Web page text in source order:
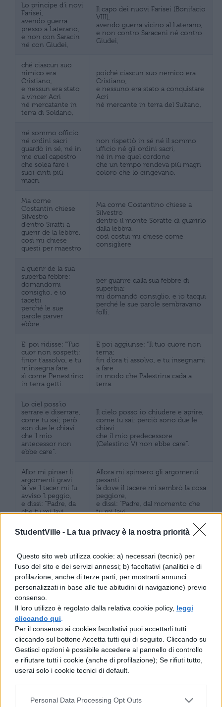
StudentVille - La tua privacy è la nostra priorità
Questo sito web utilizza cookie: a) necessari (tecnici) per
l'uso del sito e dei servizi annessi; b) facoltativi (analitici e di
profilazione, anche di terze parti, per mostrarti annunci
personalizzati in base alle tue abitudini di navigazione) previo
consenso.
Il loro utilizzo è regolato dalla relativa cookie policy, leggi
cliccando qui
Per il consenso ai cookies facoltativi puoi accettarli tutti
cliccando sul bottone Accetta tutti qui di seguito. Cliccando su
Gestisci opzioni è possibile accedere al pannello di controllo
e rifiutare tutti i cookie (anche di profilazione); Se rifiuti tutto,
userai solo i cookie tecnici di default.
Personal Data Processing Opt Outs
Lo principe d’i novi
Farisei,
avendo guerra
presso a Laterano,
e non con Saracin
né con Giudei,
Il capo dei nuovi Farisei (Bonifacio
VIII),
avendo guerra vicino al Laterano,
e non contro Saraceni né contro
Giudei,
ché ciascun suo
nimico era
Cristiano,
e nessun era stato
a vincer Acri
né mercatante in
terra di Soldano,
poiché ciascun suo nemico era
Cristiano,
e nessuno era stato a conquistare
Acri
né mercante in terra del Sultano,
né sommo officio
né ordini sacri
guardò in sé, né in
me quel capestro
che solea fare i
suoi cinti più
macri.
non rispettò in sé né il sommo
ufficio né gli ordini sacri,
né in me quel cordone
che un tempo rendeva più magri
coloro che lo cingevano.
Ma come
Costantin chiese
Silvestro
d’entro Siratti a
guerir de la lebbre,
così mi chiese
questi per maestro
Ma come Costantino chiese a
Silvestro
dentro il monte Soratte di guarirlo
dalla lebbra,
così costui mi chiese come
consigliere
a guerir de la sua
superba febbre;
domandomi
consiglio, e io
tacetti
perché le sue
parole parver
ebbre.
per guarire dalla sua febbre di
superbia;
mi domandò consiglio, e io tacqui
perché le sue parole sembravano
folli.
E’ poi ridisse: “Tuo
cuor non sospetti;
finor t’assolvo, e tu
m’insegna fare
sì come Penestrino
in terra getti.
E poi aggiunse: “Il tuo cuore non
tema;
fin d’ora ti assolvo, e tu insegnami
a fare
in modo che Palestrina cada a
terra.
Lo ciel poss’io
serrare e diserrare,
come tu sai; però
son due le chiavi
che ‘l mio
antecessor non
ebbe care”.
Il cielo posso io chiudere e aprire,
come tu sai; perciò sono due le
chiavi
che il mio predecessore
(Celestino V) non ebbe care”.
Allor mi pinser li
argomenti gravi
là ‘ve ‘l tacer mi fu
avviso ‘l peggio,
e dissi: “Padre, da
che tu mi lavi
Allora mi spinsero gli argomenti
pesanti
là dove il tacere mi sembrò la cosa
peggiore,
e dissi: “Padre, dal momento che
tu mi lavi
di quel peccato
lunga promessa
con l’attender
corto
ti farà trïunfar ne
l’alto seggio”.
una lunga promessa con un
adempimento limitato
ti farà trionfare nell’alto seggio”.
Francesco venne
poi, com’io fu’
morto,
per me; ma un d’i
neri cherubini
li disse: “Non
portar; non mi far
torto.
a prendermi; ma uno dei
cherubini neri
gli disse: “Non portarlo via; non
Venir se ne dee giù
perché diede ‘l
perché diede il consiglio